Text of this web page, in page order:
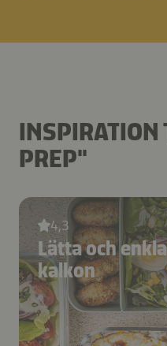
INSPIRATION
PREP"
4,3
Lätta och
kalkon